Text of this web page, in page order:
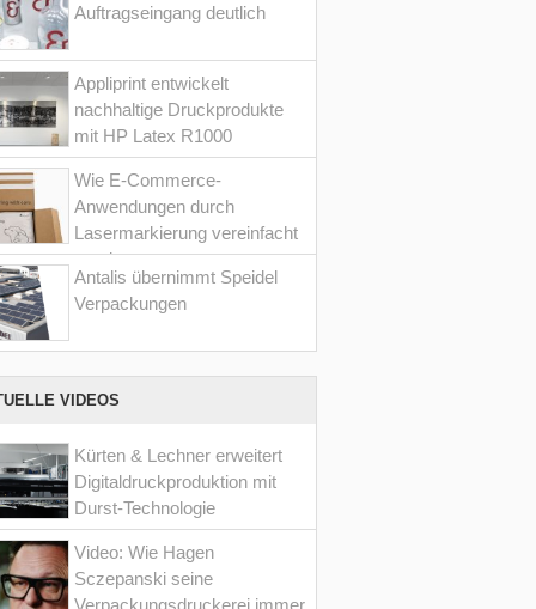
Auftragseingang deutlich
Appliprint entwickelt
nachhaltige Druckprodukte
mit HP Latex R1000
Wie E-Commerce-
Anwendungen durch
Lasermarkierung vereinfacht
werden
Antalis übernimmt Speidel
Verpackungen
VIDEOS
Kürten & Lechner erweitert
Digitaldruckproduktion mit
Durst-Technologie
Video: Wie Hagen
Sczepanski seine
Verpackungsdruckerei immer